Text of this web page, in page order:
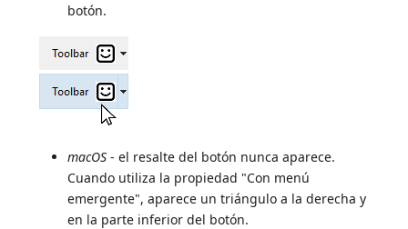
botón.
macOS - el resalte del botón nunca aparece.
Cuando utiliza la propiedad "Con menú
emergente", aparece un triángulo a la derecha y
en la parte inferior del botón.